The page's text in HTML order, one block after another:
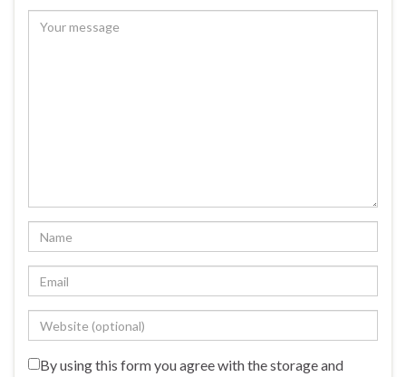
By using this form you agree with the storage and